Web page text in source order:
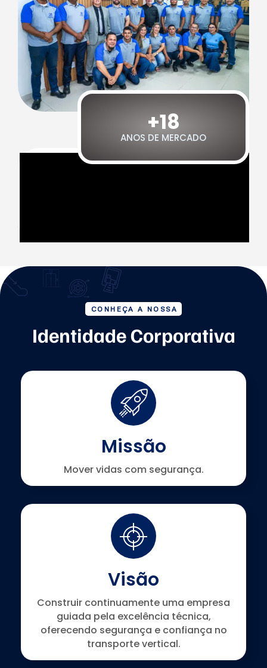
+18
ANOS DE MERCADO
CONHEÇA A NOSSA
Identidade Corporativa
Missão
Mover vidas com segurança.
Visão
Construir continuamente uma empresa
guiada pela excelência técnica,
oferecendo segurança e confiança no
transporte vertical.